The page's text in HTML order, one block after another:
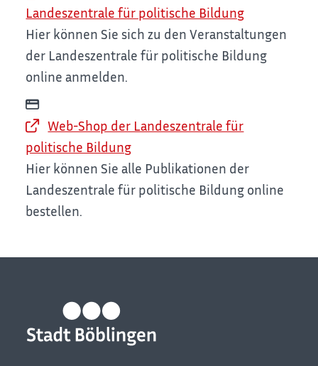
Landeszentrale für politische Bildung
Hier können Sie sich zu den Veranstaltungen
der Landeszentrale für politische Bildung
online anmelden.
Web-Shop der Landeszentrale für
politische Bildung
Hier können Sie alle Publikationen der
Landeszentrale für politische Bildung online
bestellen.